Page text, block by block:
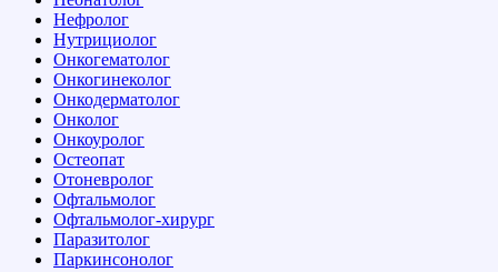
Нефролог
Нутрициолог
Онкогематолог
Онкогинеколог
Онкодерматолог
Онколог
Онкоуролог
Остеопат
Отоневролог
Офтальмолог
Офтальмолог-хирург
Паразитолог
Паркинсонолог